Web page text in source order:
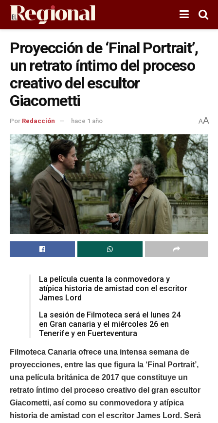
Proyección de ‘Final Portrait’,
un retrato íntimo del proceso
creativo del escultor
Giacometti
Por Redacción hace 1 año AA
La película cuenta la conmovedora y
atípica historia de amistad con el escritor
James Lord
La sesión de Filmoteca será el lunes 24
en Gran canaria y el miércoles 26 en
Tenerife y en Fuerteventura
Filmoteca Canaria ofrece una intensa semana de
proyecciones, entre las que figura la ‘Final Portrait’,
una película británica de 2017 que constituye un
retrato íntimo del proceso creativo del gran escultor
Giacometti, así como su conmovedora y atípica
historia de amistad con el escritor James Lord. Será